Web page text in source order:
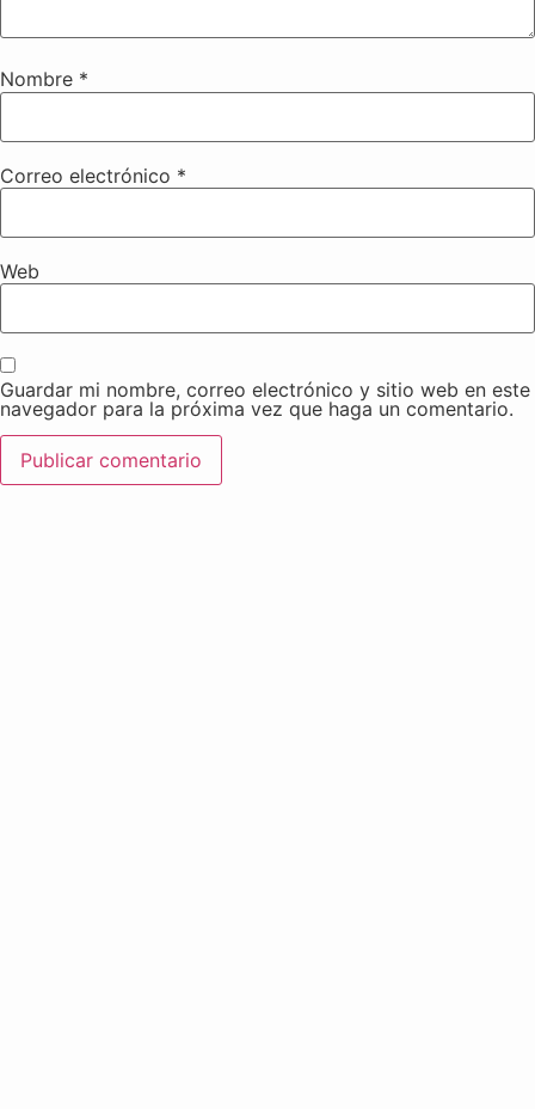
Nombre *
Correo electrónico *
Web
Guardar mi nombre, correo electrónico y sitio web en este
navegador para la próxima vez que haga un comentario.